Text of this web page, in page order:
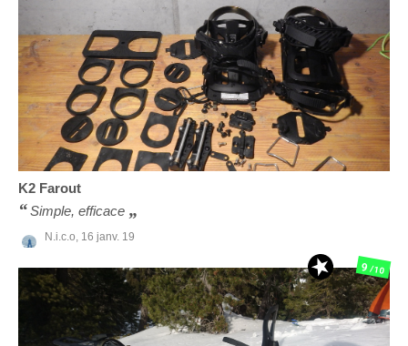
K2 Farout
Simple, efficace
N.i.c.o, 16 janv. 19
9/10